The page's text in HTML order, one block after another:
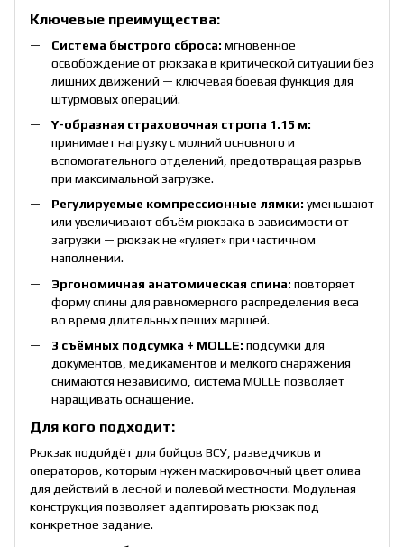
Ключевые преимущества:
Система быстрого сброса: мгновенное
освобождение от рюкзака в критической ситуации без
лишних движений — ключевая боевая функция для
штурмовых операций.
Y-образная страховочная стропа 1.15 м:
принимает нагрузку с молний основного и
вспомогательного отделений, предотвращая разрыв
при максимальной загрузке.
Регулируемые компрессионные лямки: уменьшают
или увеличивают объём рюкзака в зависимости от
загрузки — рюкзак не «гуляет» при частичном
наполнении.
Эргономичная анатомическая спина: повторяет
форму спины для равномерного распределения веса
во время длительных пеших маршей.
3 съёмных подсумка + MOLLE: подсумки для
документов, медикаментов и мелкого снаряжения
снимаются независимо, система MOLLE позволяет
наращивать оснащение.
Для кого подходит:
Рюкзак подойдёт для бойцов ВСУ, разведчиков и
операторов, которым нужен маскировочный цвет олива
для действий в лесной и полевой местности. Модульная
конструкция позволяет адаптировать рюкзак под
конкретное задание.